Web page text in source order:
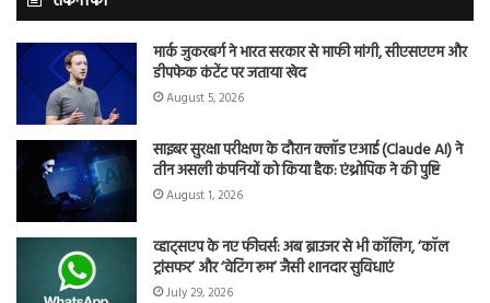
मार्क जुकरबर्ग ने भारत सरकार से माफी मांगी, सीएसएएम और
डीपफेक कंटेंट पर जताया खेद
August 5, 2026
साइबर सुरक्षा परीक्षण के दौरान क्लॉड एआई (Claude AI) ने
तीन असली कंपनियों को किया हैक: एंथ्रोपिक ने की पुष्टि
August 1, 2026
व्हाट्सएप के नए फीचर्स: अब ब्राउजर से भी कॉलिंग, ‘कॉल
ट्रांसफर’ और ‘वेटिंग रूम’ जैसी शानदार सुविधाएं
July 29, 2026